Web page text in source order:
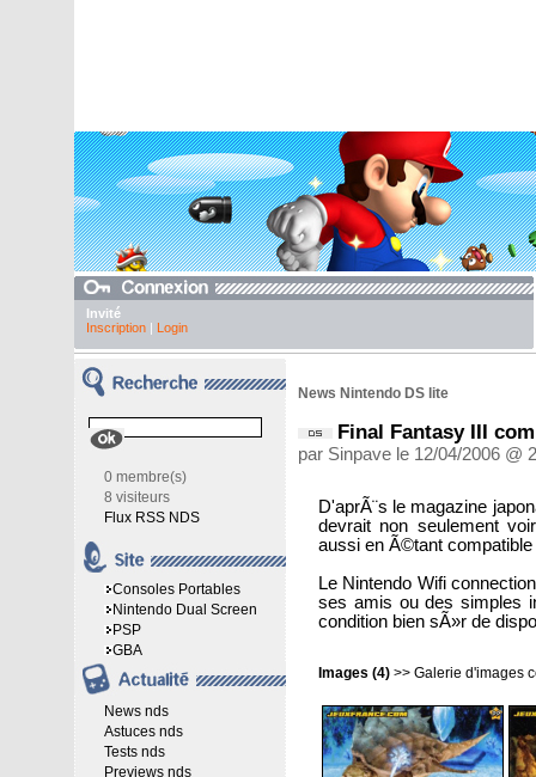
Invité
Inscription| Login
0 membre(s)
8 visiteurs
Flux RSS NDS
Consoles Portables
Nintendo Dual Screen
PSP
GBA
News nds
Astuces nds
Tests nds
Previews nds
News Nintendo DS lite
Final Fantasy III
par Sinpave le 12/04/2006 @
D'aprÃ¨s le magazine
devrait non seulement
aussi en Ã©tant
Le Nintendo Wifi
ses amis ou des simples
condition bien sÃ»r de
Images (4) >> Galerie d'images